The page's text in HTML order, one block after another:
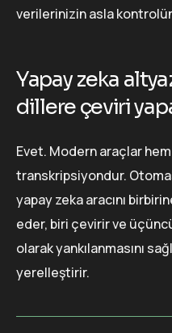
verilerinizin asla
Yapay zeka
dillere çeviri
Evet. Modern araçlar
transkripsiyondur.
yapay zeka aracını
eder, biri çevirir ve
olarak yankılanmasını
yerelleştirir.